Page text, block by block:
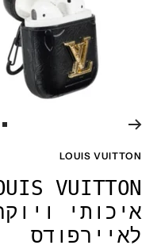
LOUIS VUITTON
איכותי
לאיירפודס